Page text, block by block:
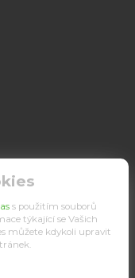
s použitím souborů
týkající se Vašich
můžete kdykoli upravit